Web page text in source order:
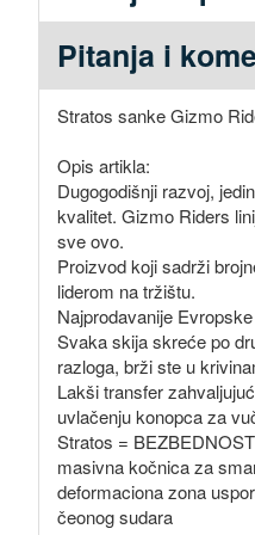
Pitanja i
Stratos sanke Gizmo
Opis artikla:
Dugogodišnji razvoj,
kvalitet. Gizmo Riders
sve ovo.
Proizvod koji sadrži
liderom na tržištu.
Najprodavanije
Svaka skija skreće po
razloga, brži ste u
Lakši transfer
uvlačenju konopca za
Stratos =
masivna kočnica za
deformaciona zona
čeonog sudara